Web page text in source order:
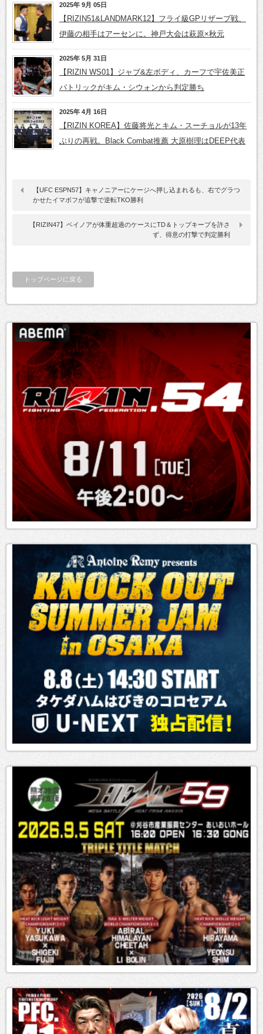
2025年 9月 05日
【RIZIN51&LANDMARK12】フライ級GPリザーブ戦、
伊藤の相手はアーセンに。神戸大会は萩原×秋元
2025年 5月 31日
【RIZIN WS01】ジャブ&左ボディ、カーフで宇佐美正
パトリックがキム・シウォンから判定勝ち
2025年 4月 16日
【RIZIN KOREA】佐藤将光とキム・スーチョルが13年
ぶりの再戦。Black Combat推薦 大原樹理はDEEP代表
【UFC ESPN57】キャノニアーにケージへ押し込まれるも、右でグラつ
かせたイマボフが追撃で逆転TKO勝利
【RIZIN47】ベイノアが体重超過のケースにTD＆トップキープを許さ
ず、得意の打撃で判定勝利
トップページに戻る